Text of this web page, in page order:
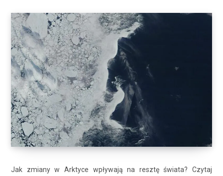
Jak zmiany w Arktyce wpływają na resztę świata? Czytaj